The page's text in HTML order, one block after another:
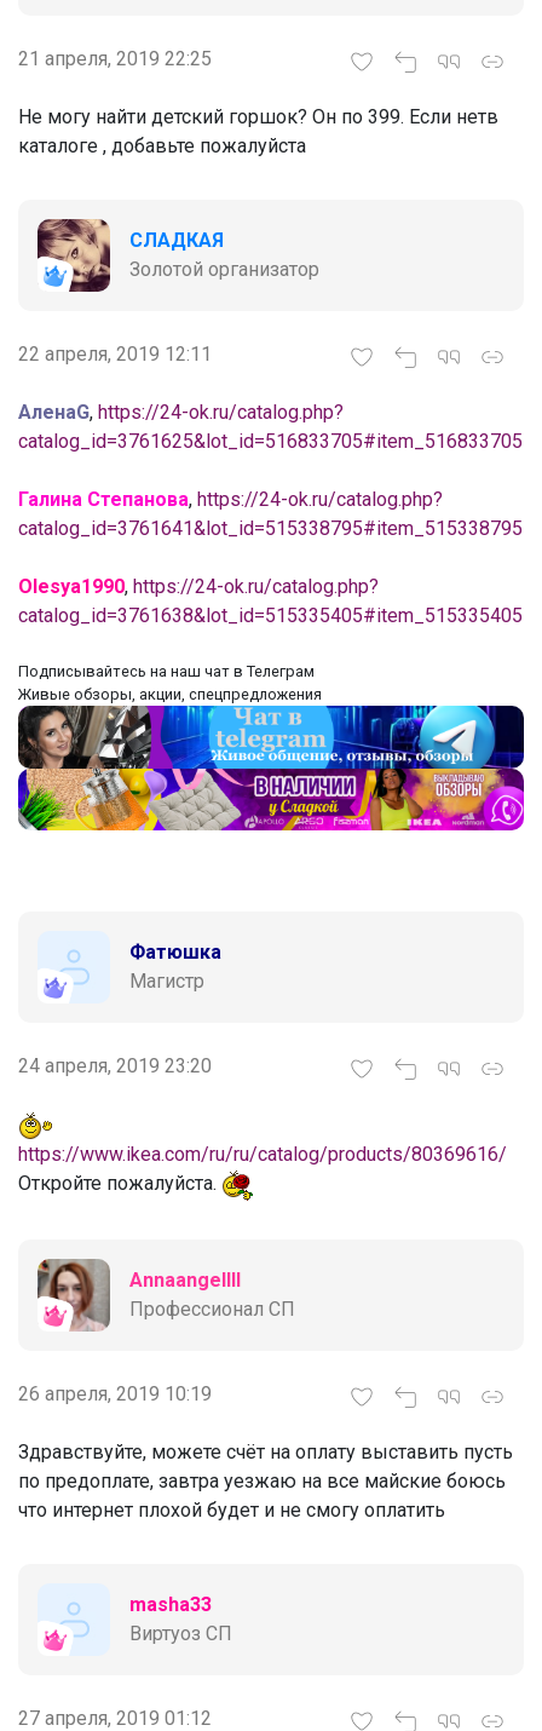
21 апреля, 2019 22:25
Не могу найти детский горшок? Он по 399. Если нетв
каталоге , добавьте пожалуйста
СЛАДКАЯ
Золотой организатор
22 апреля, 2019 12:11
АленаG, https://24-ok.ru/catalog.php?
catalog_id=3761625&lot_id=516833705#item_516833705
Галина Степанова, https://24-ok.ru/catalog.php?
catalog_id=3761641&lot_id=515338795#item_515338795
Olesya1990, https://24-ok.ru/catalog.php?
catalog_id=3761638&lot_id=515335405#item_515335405
‌Подписывайтесь на наш чат в Телеграм
‌Живые обзоры, акции, спецпредложения
Фатюшка
Магистр
24 апреля, 2019 23:20
https://www.ikea.com/ru/ru/catalog/products/80369616/
Откройте пожалуйста.
Annaangellll
Профессионал СП
26 апреля, 2019 10:19
Здравствуйте, можете счёт на оплату выставить пусть
по предоплате, завтра уезжаю на все майские боюсь
что интернет плохой будет и не смогу оплатить
masha33
Виртуоз СП
27 апреля, 2019 01:12